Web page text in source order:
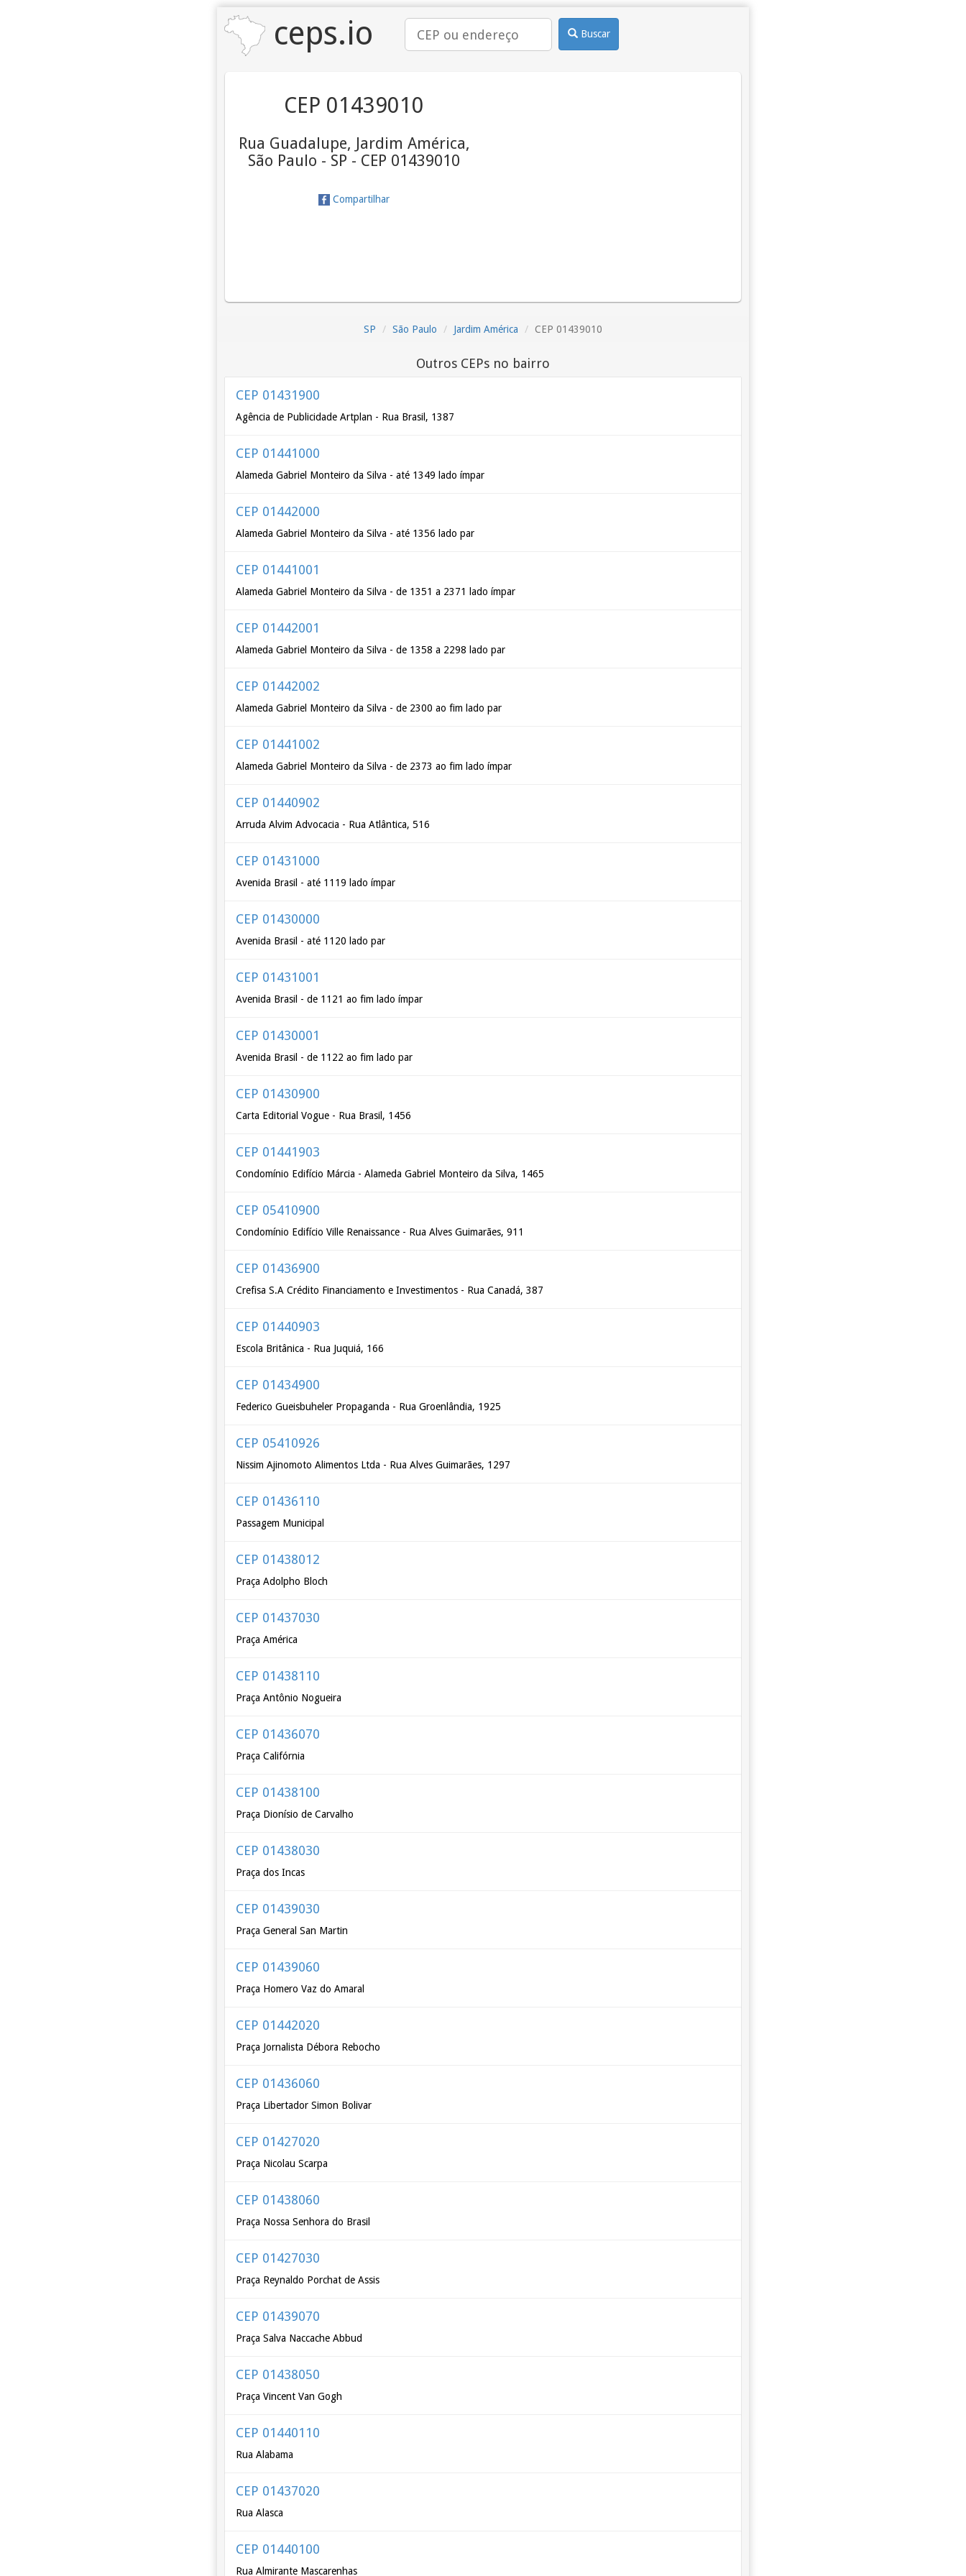
ceps.io Buscar
CEP 01439010
Rua Guadalupe, Jardim América,
São Paulo - SP - CEP 01439010
Compartilhar
SP São Paulo Jardim América CEP 01439010
Outros CEPs no bairro
CEP 01431900
Agência de Publicidade Artplan - Rua Brasil, 1387
CEP 01441000
Alameda Gabriel Monteiro da Silva - até 1349 lado ímpar
CEP 01442000
Alameda Gabriel Monteiro da Silva - até 1356 lado par
CEP 01441001
Alameda Gabriel Monteiro da Silva - de 1351 a 2371 lado ímpar
CEP 01442001
Alameda Gabriel Monteiro da Silva - de 1358 a 2298 lado par
CEP 01442002
Alameda Gabriel Monteiro da Silva - de 2300 ao fim lado par
CEP 01441002
Alameda Gabriel Monteiro da Silva - de 2373 ao fim lado ímpar
CEP 01440902
Arruda Alvim Advocacia - Rua Atlântica, 516
CEP 01431000
Avenida Brasil - até 1119 lado ímpar
CEP 01430000
Avenida Brasil - até 1120 lado par
CEP 01431001
Avenida Brasil - de 1121 ao fim lado ímpar
CEP 01430001
Avenida Brasil - de 1122 ao fim lado par
CEP 01430900
Carta Editorial Vogue - Rua Brasil, 1456
CEP 01441903
Condomínio Edifício Márcia - Alameda Gabriel Monteiro da Silva, 1465
CEP 05410900
Condomínio Edifício Ville Renaissance - Rua Alves Guimarães, 911
CEP 01436900
Crefisa S.A Crédito Financiamento e Investimentos - Rua Canadá, 387
CEP 01440903
Escola Britânica - Rua Juquiá, 166
CEP 01434900
Federico Gueisbuheler Propaganda - Rua Groenlândia, 1925
CEP 05410926
Nissim Ajinomoto Alimentos Ltda - Rua Alves Guimarães, 1297
CEP 01436110
Passagem Municipal
CEP 01438012
Praça Adolpho Bloch
CEP 01437030
Praça América
CEP 01438110
Praça Antônio Nogueira
CEP 01436070
Praça Califórnia
CEP 01438100
Praça Dionísio de Carvalho
CEP 01438030
Praça dos Incas
CEP 01439030
Praça General San Martin
CEP 01439060
Praça Homero Vaz do Amaral
CEP 01442020
Praça Jornalista Débora Rebocho
CEP 01436060
Praça Libertador Simon Bolivar
CEP 01427020
Praça Nicolau Scarpa
CEP 01438060
Praça Nossa Senhora do Brasil
CEP 01427030
Praça Reynaldo Porchat de Assis
CEP 01439070
Praça Salva Naccache Abbud
CEP 01438050
Praça Vincent Van Gogh
CEP 01440110
Rua Alabama
CEP 01437020
Rua Alasca
CEP 01440100
Rua Almirante Mascarenhas